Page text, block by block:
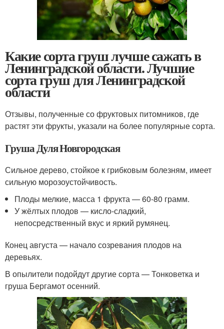
Какие сорта груш лучше сажать в
Ленинградской области. Лучшие
сорта груш для Ленинградской
области
Отзывы, полученные со фруктовых питомников, где
растят эти фрукты, указали на более популярные сорта.
Груша Дуля Новгородская
Сильное дерево, стойкое к грибковым болезням, имеет
сильную морозоустойчивость.
Плоды мелкие, масса 1 фрукта — 60-80 грамм.
У жёлтых плодов — кисло-сладкий,
непосредственный вкус и яркий румянец.
Конец августа — начало созревания плодов на
деревьях.
В опылители подойдут другие сорта — Тонковетка и
груша Бергамот осенний.